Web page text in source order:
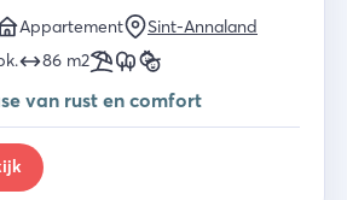
Appartement
Sint-Annaland
. 86 m2
van rust en comfort